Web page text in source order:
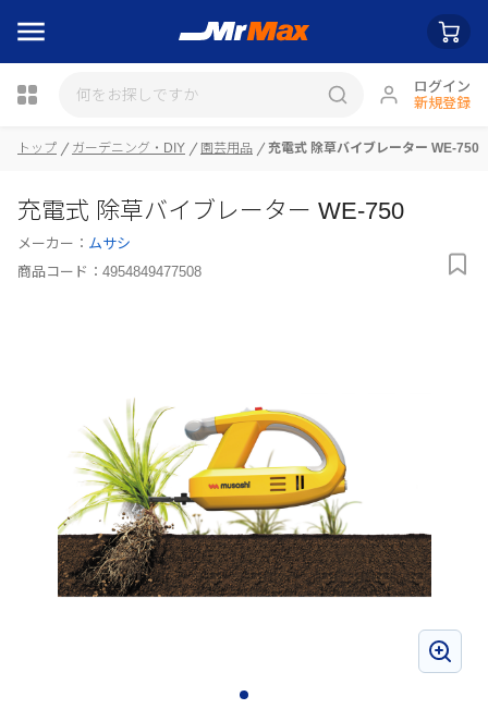
ログイン
新規登録
トップ ガーデニング・DIY 園芸用品 充電式 除草バイブレーター WE-750
充電式 除草バイブレーター WE-750
メーカー： ムサシ
商品コード： 4954849477508